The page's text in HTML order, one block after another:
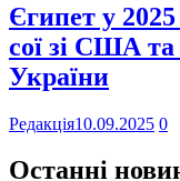
Єгипет у
сої зі США та
України
Редакція10.09.2025 0
Останні